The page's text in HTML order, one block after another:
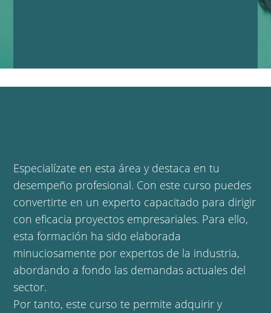
Especialízate en esta área y destaca en tu
desempeño profesional. Con este curso puedes
convertirte en un experto capacitado para dirigir
con eficacia proyectos empresariales. Para ello,
esta formación ha sido elaborada
minuciosamente por expertos de la industria,
abordando a fondo las demandas actuales del
sector.
Por tanto, este curso te permite adquirir y